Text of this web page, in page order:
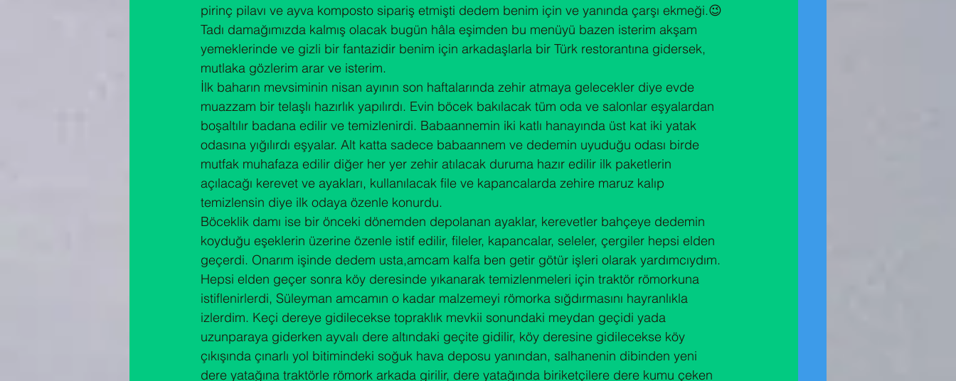
pirinç pilavı ve ayva komposto sipariş etmişti dedem benim için ve yanında çarşı ekmeği.😉
Tadı damağımızda kalmış olacak bugün hâla eşimden bu menüyü bazen isterim akşam
yemeklerinde ve gizli bir fantazidir benim için arkadaşlarla bir Türk restorantına gidersek,
mutlaka gözlerim arar ve isterim.
İlk baharın mevsiminin nisan ayının son haftalarında zehir atmaya gelecekler diye evde
muazzam bir telaşlı hazırlık yapılırdı. Evin böcek bakılacak tüm oda ve salonlar eşyalardan
boşaltılır badana edilir ve temizlenirdi. Babaannemin iki katlı hanayında üst kat iki yatak
odasına yığılırdı eşyalar. Alt katta sadece babaannem ve dedemin uyuduğu odası birde
mutfak muhafaza edilir diğer her yer zehir atılacak duruma hazır edilir ilk paketlerin
açılacağı kerevet ve ayakları, kullanılacak file ve kapancalarda zehire maruz kalıp
temizlensin diye ilk odaya özenle konurdu.
Böceklik damı ise bir önceki dönemden depolanan ayaklar, kerevetler bahçeye dedemin
koyduğu eşeklerin üzerine özenle istif edilir, fileler, kapancalar, seleler, çergiler hepsi elden
geçerdi. Onarım işinde dedem usta,amcam kalfa ben getir götür işleri olarak yardımcıydım.
Hepsi elden geçer sonra köy deresinde yıkanarak temizlenmeleri için traktör römorkuna
istiflenirlerdi, Süleyman amcamın o kadar malzemeyi römorka sığdırmasını hayranlıkla
izlerdim. Keçi dereye gidilecekse topraklık mevkii sonundaki meydan geçidi yada
uzunparaya giderken ayvalı dere altındaki geçite gidilir, köy deresine gidilecekse köy
çıkışında çınarlı yol bitimindeki soğuk hava deposu yanından, salhanenin dibinden yeni
dere yatağına traktörle römork arkada girilir, dere yatağında biriketçilere dere kumu çeken